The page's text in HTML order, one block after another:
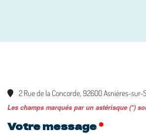
2 Rue de la Concorde, 92600 Asnières-sur-
Les champs marqués par un astérisque (*)
Votre message